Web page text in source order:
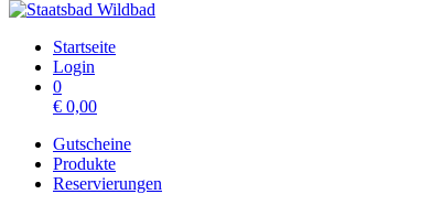
Startseite
Login
0
€ 0,00
Gutscheine
Produkte
Reservierungen